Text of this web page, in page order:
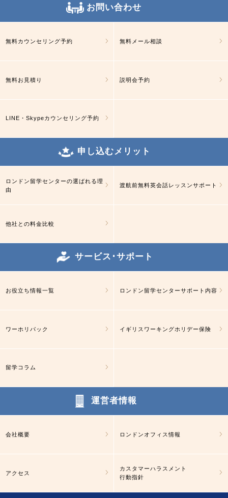
お問い合わせ
無料カウンセリング予約 無料メール相談
無料お見積り 説明会予約
LINE・Skypeカウンセリング予約
申し込むメリット
ロンドン留学センターの選ばれる理
由
渡航前無料英会話レッスンサポート
他社との料金比較
サービス･サポート
お役立ち情報一覧 ロンドン留学センターサポート内容
ワーホリパック イギリスワーキングホリデー保険
留学コラム
運営者情報
会社概要 ロンドンオフィス情報
アクセス
カスタマーハラスメント
行動指針